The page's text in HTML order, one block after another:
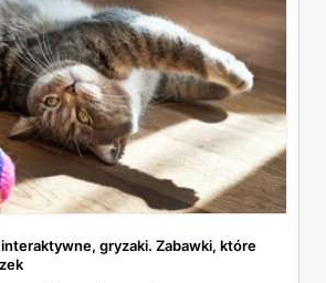
gryzaki. Zabawki, które